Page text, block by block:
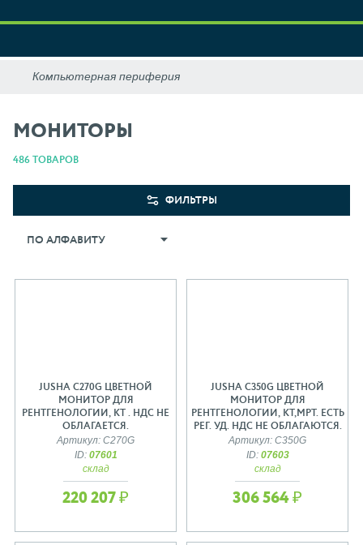
МОНИТОРЫ
486 ТОВАРОВ
ФИЛЬТРЫ
ПО АЛФАВИТУ
JUSHA C270G ЦВЕТНОЙ
МОНИТОР ДЛЯ
РЕНТГЕНОЛОГИИ, КТ . НДС НЕ
ОБЛАГАЕТСЯ.
Артикул: C270G
ID: 07601
склад
220 207 ₽
JUSHA C350G ЦВЕТНОЙ
МОНИТОР ДЛЯ
РЕНТГЕНОЛОГИИ, КТ,МРТ. ЕСТЬ
РЕГ. УД. НДС НЕ ОБЛАГАЮТСЯ.
Артикул: C350G
ID: 07603
склад
306 564 ₽